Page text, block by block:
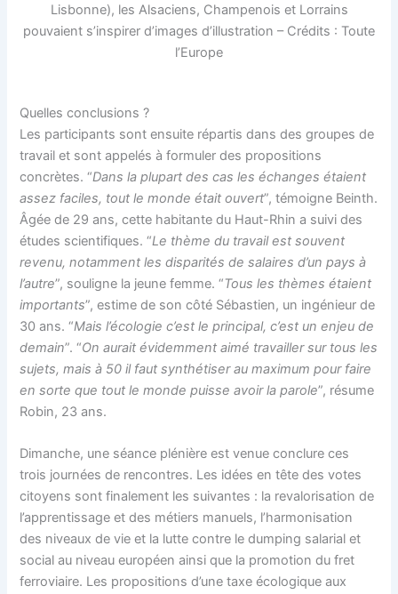
Lisbonne), les Alsaciens, Champenois et Lorrains
pouvaient s’inspirer d’images d’illustration – Crédits : Toute
l’Europe
Quelles conclusions ?
Les participants sont ensuite répartis dans des groupes de
travail et sont appelés à formuler des propositions
concrètes. “Dans la plupart des cas les échanges étaient
assez faciles, tout le monde était ouvert”, témoigne Beinth.
Âgée de 29 ans, cette habitante du Haut-Rhin a suivi des
études scientifiques. “Le thème du travail est souvent
revenu, notamment les disparités de salaires d’un pays à
l’autre”, souligne la jeune femme. “Tous les thèmes étaient
importants”, estime de son côté Sébastien, un ingénieur de
30 ans. “Mais l’écologie c’est le principal, c’est un enjeu de
demain”. “On aurait évidemment aimé travailler sur tous les
sujets, mais à 50 il faut synthétiser au maximum pour faire
en sorte que tout le monde puisse avoir la parole”, résume
Robin, 23 ans.
Dimanche, une séance plénière est venue conclure ces
trois journées de rencontres. Les idées en tête des votes
citoyens sont finalement les suivantes : la revalorisation de
l’apprentissage et des métiers manuels, l’harmonisation
des niveaux de vie et la lutte contre le dumping salarial et
social au niveau européen ainsi que la promotion du fret
ferroviaire. Les propositions d’une taxe écologique aux